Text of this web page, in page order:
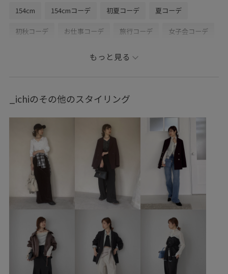
154cm 154cmコーデ 初夏コーデ 夏コーデ
初秋コーデ お仕事コーデ 旅行コーデ 女子会コーデ
パンツスタイル
イエベ春
バッグ ショルダーバッグ サンダル
BVA16040 BVV36100 BVX46040
26officecasual Ssize_akisuda Tシャツ
VIS_2026SS_POLO VIS_2026SS_POLO2
vis_26ss_summergoods vis_26ss_summertops
vis_okazakisae_june vis_okazakisae_may
vis_pickuppants vis_shikanoma VIS_smallsize
もっと見る
_ichiのその他のスタイリング